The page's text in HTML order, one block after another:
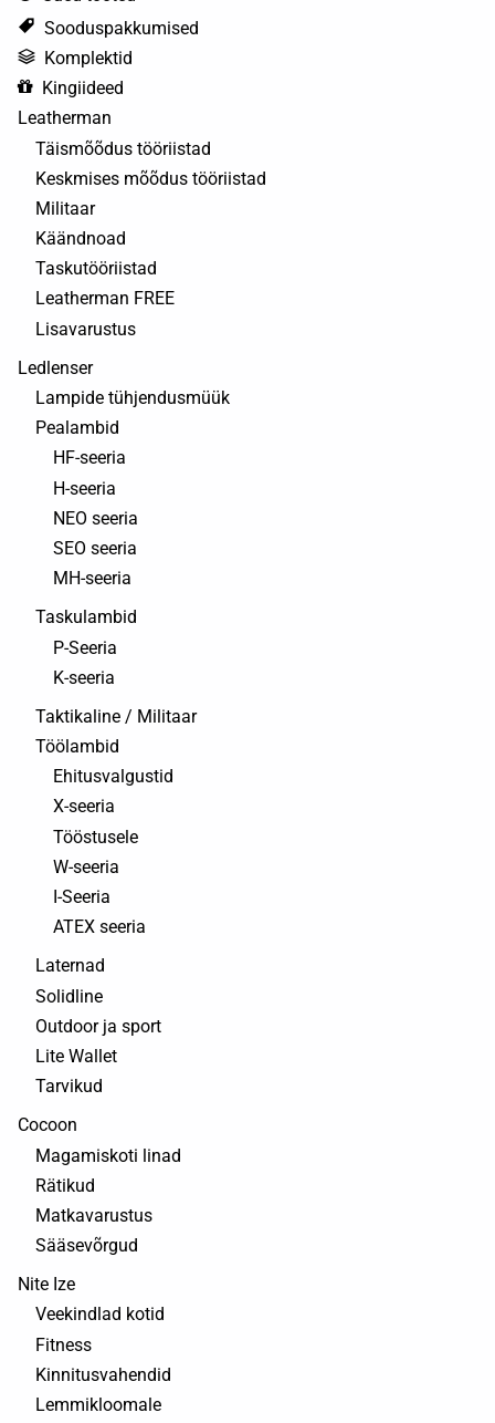
saab
teha
tootelehel.
Sooduspakkumised
Komplektid
Kingiideed
Leatherman
Täismõõdus tööriistad
Keskmises mõõdus tööriistad
Militaar
Käändnoad
Taskutööriistad
Leatherman FREE
Lisavarustus
Ledlenser
Lampide tühjendusmüük
Pealambid
HF-seeria
H-seeria
NEO seeria
SEO seeria
MH-seeria
Taskulambid
P-Seeria
K-seeria
Taktikaline / Militaar
Töölambid
Ehitusvalgustid
X-seeria
Tööstusele
W-seeria
I-Seeria
ATEX seeria
Laternad
Solidline
Outdoor ja sport
Lite Wallet
Tarvikud
Cocoon
Magamiskoti linad
Rätikud
Matkavarustus
Sääsevõrgud
Nite Ize
Veekindlad kotid
Fitness
Kinnitusvahendid
Lemmikloomale